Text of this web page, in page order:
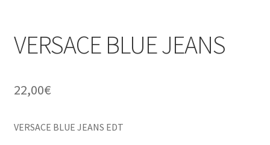
VERSACE BLUE JEANS
22,00€
VERSACE BLUE JEANS EDT